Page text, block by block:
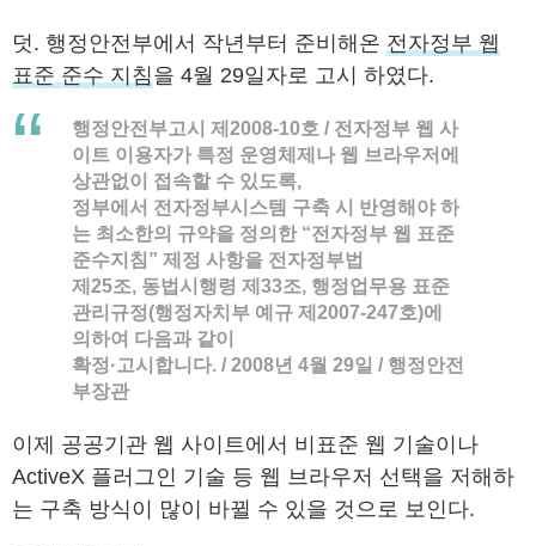
덧. 행정안전부에서 작년부터 준비해온 전자정부 웹
표준 준수 지침을 4월 29일자로 고시 하였다.
행정안전부고시 제2008-10호 / 전자정부 웹 사
이트 이용자가 특정 운영체제나 웹 브라우저에
상관없이 접속할 수 있도록,
정부에서 전자정부시스템 구축 시 반영해야 하
는 최소한의 규약을 정의한 “전자정부 웹 표준
준수지침” 제정 사항을 전자정부법
제25조, 동법시행령 제33조, 행정업무용 표준
관리규정(행정자치부 예규 제2007-247호)에
의하여 다음과 같이
확정·고시합니다. / 2008년 4월 29일 / 행정안전
부장관
이제 공공기관 웹 사이트에서 비표준 웹 기술이나
ActiveX 플러그인 기술 등 웹 브라우저 선택을 저해하
는 구축 방식이 많이 바뀔 수 있을 것으로 보인다.